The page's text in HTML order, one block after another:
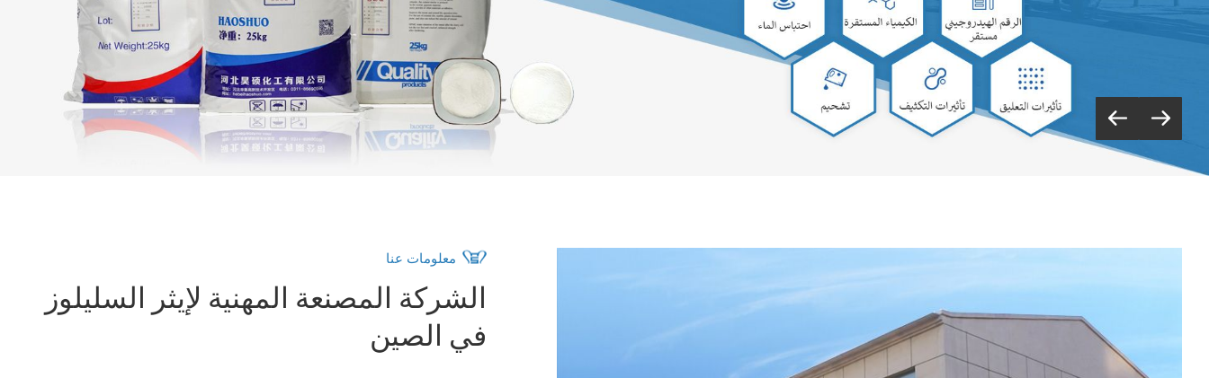
معلومات عنا
الشركة المصنعة المهنية لإيثر السليلوز
في الصين